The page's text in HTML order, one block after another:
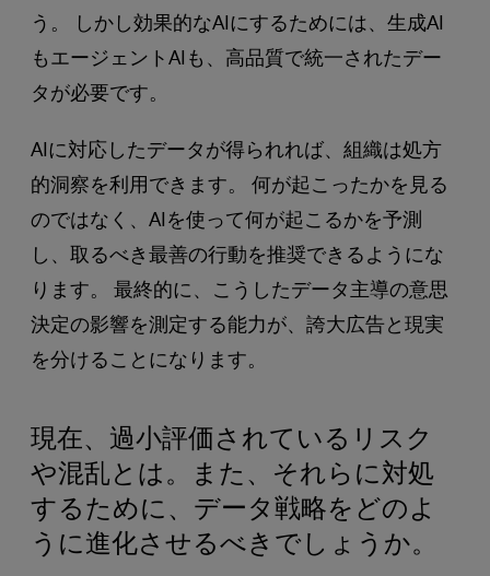
う。 しかし効果的なAIにするためには、生成AI
もエージェントAIも、高品質で統一されたデー
タが必要です。
AIに対応したデータが得られれば、組織は処方
的洞察を利用できます。 何が起こったかを見る
のではなく、AIを使って何が起こるかを予測
し、取るべき最善の行動を推奨できるようにな
ります。 最終的に、こうしたデータ主導の意思
決定の影響を測定する能力が、誇大広告と現実
を分けることになります。
現在、過小評価されているリスク
や混乱とは。また、それらに対処
するために、データ戦略をどのよ
うに進化させるべきでしょうか。